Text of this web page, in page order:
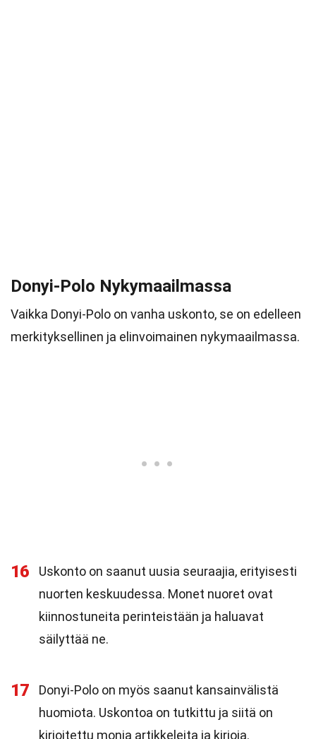
Donyi-Polo Nykymaailmassa
Vaikka Donyi-Polo on vanha uskonto, se on edelleen
merkityksellinen ja elinvoimainen nykymaailmassa.
16
Uskonto on saanut uusia seuraajia, erityisesti
nuorten keskuudessa. Monet nuoret ovat
kiinnostuneita perinteistään ja haluavat
säilyttää ne.
17
Donyi-Polo on myös saanut kansainvälistä
huomiota. Uskontoa on tutkittu ja siitä on
kirjoitettu monia artikkeleita ja kirjoja.